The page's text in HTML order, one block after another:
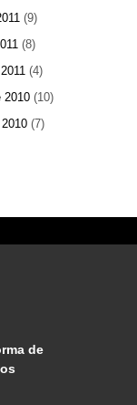
(9)
(8)
(4)
2010 (10)
(7)
de